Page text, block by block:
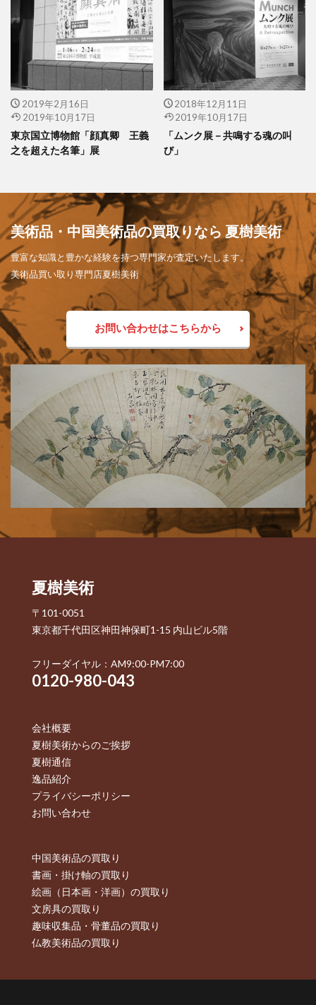
2019年2月16日
2019年10月17日
東京国立博物館「顔真卿 王義
之を超えた名筆」展
2018年12月11日
2019年10月17日
「ムンク展－共鳴する魂の叫
び」
美術品・中国美術品の買取りなら 夏樹美術
豊富な知識と豊かな経験を持つ専門家が査定いたします。
美術品買い取り専門店夏樹美術
お問い合わせはこちらから
夏樹美術
〒101-0051
東京都千代田区神田神保町1-15 内山ビル5階
フリーダイヤル：AM9:00-PM7:00
0120-980-043
会社概要
夏樹美術からのご挨拶
夏樹通信
逸品紹介
プライバシーポリシー
お問い合わせ
中国美術品の買取り
書画・掛け軸の買取り
絵画（日本画・洋画）の買取り
文房具の買取り
趣味収集品・骨董品の買取り
仏教美術品の買取り